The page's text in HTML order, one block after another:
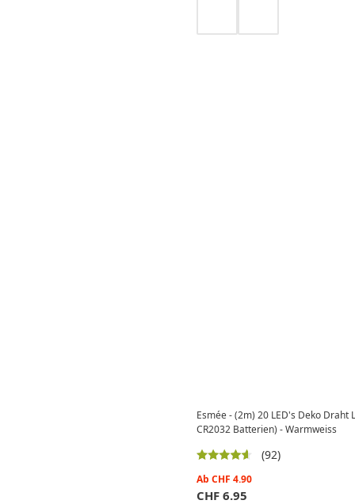
Esmée - (2m) 20 LED's Deko
CR2032 Batterien) - Warmweiss
(92)
Ab CHF 4.90
CHF 6.95